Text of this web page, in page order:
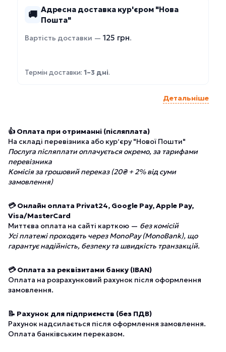
🚚 Адресна доставка кур'єром "Нова
Пошта"
Вартість доставки — 125 грн.
Термін доставки: 1–3 дні.
Детальніше
👍 Оплата при отриманні (післяплата)
На складі перевізника або курʼєру "Нової Пошти"
Послуга післяплати оплачується окремо, за тарифами
перевізника
Комісія за грошовий переказ (20₴ + 2% від суми
замовлення)
💳 Онлайн оплата Privat24, Google Pay, Apple Pay,
Visa/MasterCard
Миттєва оплата на сайті карткою — без комісій
Усі платежі проходять через MonoPay (MonoBank), що
гарантує надійність, безпеку та швидкість транзакцій.
💳 Оплата за реквізитами банку (IBAN)
Оплата на розрахунковий рахунок після оформлення
замовлення.
📝 Рахунок для підприємств (без ПДВ)
Рахунок надсилається після оформлення замовлення.
Оплата банківським переказом.